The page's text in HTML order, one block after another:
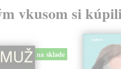
vkusom si
na sklade